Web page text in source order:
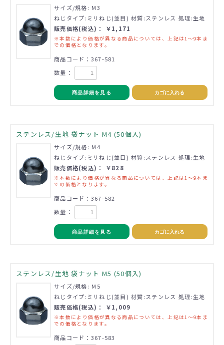
サイズ/規格: M3
ねじタイプ:ミリねじ(並目) 材質:ステンレス 処理:生地
販売価格(税込)： ￥1,171
※本数により価格が異なる商品については、上記は1～9本ま
での価格となります。
商品コード：367-581
数量：
商品詳細を見る カゴに入れる
ステンレス/生地 袋ナット M4 (50個入)
サイズ/規格: M4
ねじタイプ:ミリねじ(並目) 材質:ステンレス 処理:生地
販売価格(税込)： ￥828
※本数により価格が異なる商品については、上記は1～9本ま
での価格となります。
商品コード：367-582
数量：
商品詳細を見る カゴに入れる
ステンレス/生地 袋ナット M5 (50個入)
サイズ/規格: M5
ねじタイプ:ミリねじ(並目) 材質:ステンレス 処理:生地
販売価格(税込)： ￥1,009
※本数により価格が異なる商品については、上記は1～9本ま
での価格となります。
商品コード：367-583